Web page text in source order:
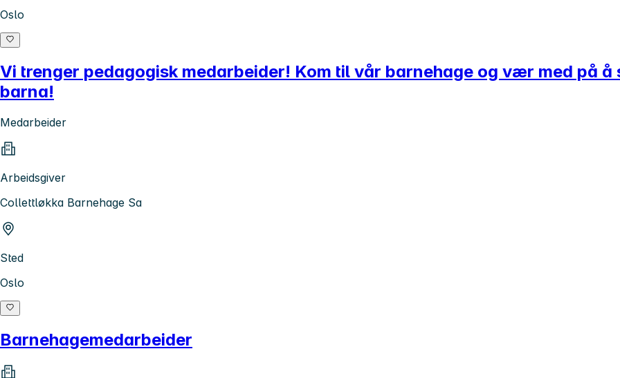
Oslo
Vi trenger pedagogisk medarbeider! Kom til vår barnehage og vær med på
barna!
Medarbeider
Arbeidsgiver
Collettløkka Barnehage Sa
Sted
Oslo
Barnehagemedarbeider